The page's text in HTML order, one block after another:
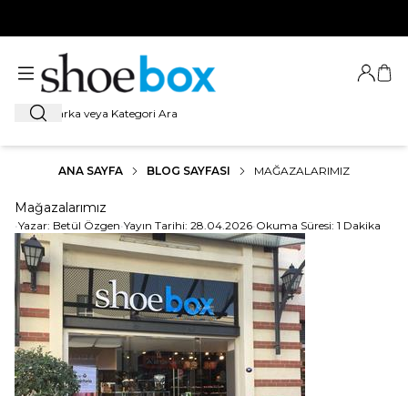
Ara
Giriş
ANA SAYFA BLOG SAYFASI MAĞAZALARIMIZ
Mağazalarımız
•Yazar: Betül Özgen•Yayın Tarihi: 28.04.2026• Okuma Süresi: 1 Dakika